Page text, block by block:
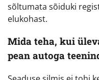
sõltumata sõiduki
elukohast.
Mida teha, kui
pean autoga